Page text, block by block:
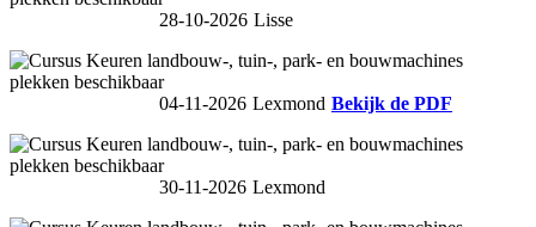
28-10-2026 Lisse
04-11-2026 Lexmond
30-11-2026 Lexmond
Bekijk de PDF